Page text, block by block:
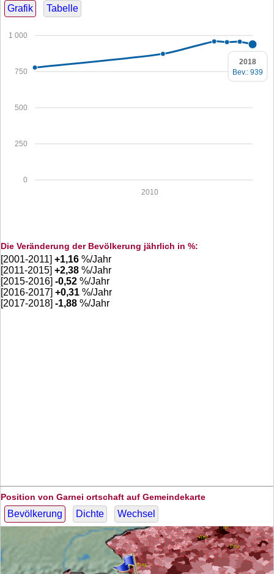
Grafik Tabelle
0
250
500
750
1 000
2010
2018
Bev.: 939
Die Veränderung der Bevölkerung jährlich in %:
[2001-2011] +1,16 %/Jahr
[2011-2015] +2,38 %/Jahr
[2015-2016] -0,52 %/Jahr
[2016-2017] +0,31 %/Jahr
[2017-2018] -1,88 %/Jahr
Position von Garnei ortschaft auf Gemeindekarte
Bevölkerung Dichte Wechsel